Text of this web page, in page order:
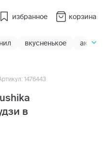
избранное корзина
вкусненькое акции
в
1476443